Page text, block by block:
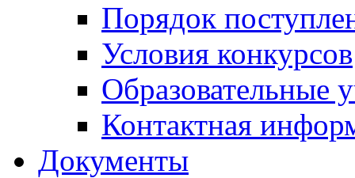
Порядок
Условия конкурсов
Образовательные
Контактная
Документы